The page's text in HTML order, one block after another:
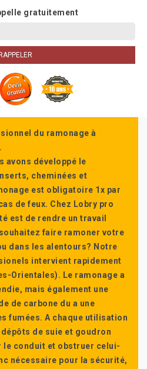
gratuitement
du ramonage à
avons développé le
cheminées et
est obligatoire 1x par
de feux. Chez Lobry pro
est de rendre un travail
faire ramoner votre
dans les alentours? Notre
intervient rapidement
Orientales). Le ramonage a
mais également une
de carbone du a une
fumées. A chaque utilisation
de suie et goudron
le conduit et obstruer celui-
nécessaire pour la sécurité,